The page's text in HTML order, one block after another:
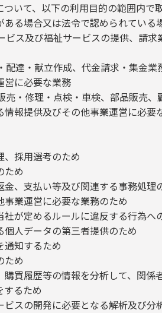
いて、以下の利用目的の範囲内
る場合又は法令で認められている
ビス及び福祉サービスの提供、請
配達・献立作成、代金請求・集金
営に必要な業務
売・修理・点検・車検、部品販売
報提供及びその他事業運営に必要
採用選考のため
め
支払い等及び関連する事務処理
運営に必要な業務のため
定めるルールに違反する行為へ
データの第三者提供のため
知するため
め
歴等の情報を分析して、関係者
るため
の開発に必要となる解析及び分